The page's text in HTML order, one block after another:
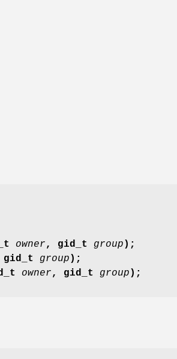
owner, gid_t group );
group );
owner, gid_t group );